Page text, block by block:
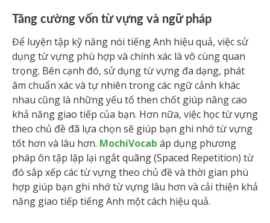
Tăng cường vốn từ vựng và ngữ pháp
Để luyện tập kỹ năng nói tiếng Anh hiệu quả, việc sử
dụng từ vựng phù hợp và chính xác là vô cùng quan
trọng. Bên cạnh đó, sử dụng từ vựng đa dạng, phát
âm chuẩn xác và tự nhiên trong các ngữ cảnh khác
nhau cũng là những yếu tố then chốt giúp nâng cao
khả năng giao tiếp của bạn. Hơn nữa, việc học từ vựng
theo chủ đề đã lựa chọn sẽ giúp bạn ghi nhớ từ vựng
tốt hơn và lâu hơn. MochiVocab áp dụng phương
pháp ôn tập lặp lại ngắt quãng (Spaced Repetition) từ
đó sắp xếp các từ vựng theo chủ đề và thời gian phù
hợp giúp bạn ghi nhớ từ vựng lâu hơn và cải thiện khả
năng giao tiếp tiếng Anh một cách hiệu quả.